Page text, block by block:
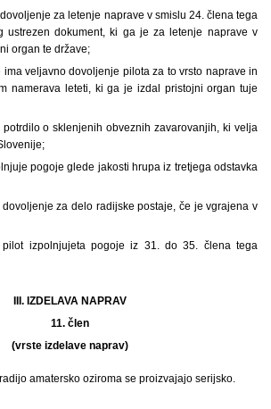
za letenje naprave v smislu 24. člena tega
ustrezen dokument, ki ga je za letenje naprave v
organ te države;
ima veljavno dovoljenje pilota za to vrsto naprave in
namerava leteti, ki ga je izdal pristojni organ tuje
o sklenjenih obveznih zavarovanjih, ki velja
pogoje glede jakosti hrupa iz tretjega odstavka
za delo radijske postaje, če je vgrajena v
izpolnjujeta pogoje iz 31. do 35. člena tega
III. IZDELAVA NAPRAV
11. člen
(vrste izdelave naprav)
amatersko oziroma se proizvajajo serijsko.